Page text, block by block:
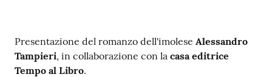
Presentazione del romanzo dell'imolese Alessandro
Tampieri, in collaborazione con la casa editrice
Tempo al Libro.